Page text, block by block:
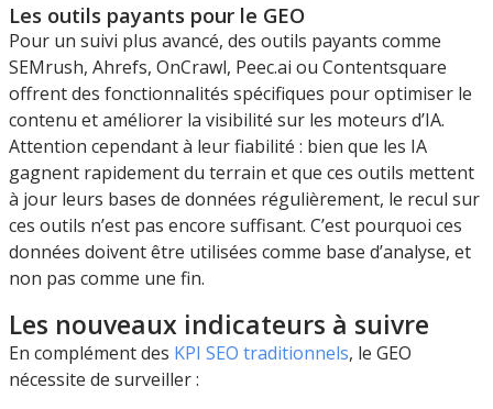
Les outils payants pour le GEO
Pour un suivi plus avancé, des outils payants comme
SEMrush, Ahrefs, OnCrawl, Peec.ai ou Contentsquare
offrent des fonctionnalités spécifiques pour optimiser le
contenu et améliorer la visibilité sur les moteurs d’IA.
Attention cependant à leur fiabilité : bien que les IA
gagnent rapidement du terrain et que ces outils mettent
à jour leurs bases de données régulièrement, le recul sur
ces outils n’est pas encore suffisant. C’est pourquoi ces
données doivent être utilisées comme base d’analyse, et
non pas comme une fin.
Les nouveaux indicateurs à suivre
En complément des KPI SEO traditionnels, le GEO
nécessite de surveiller :